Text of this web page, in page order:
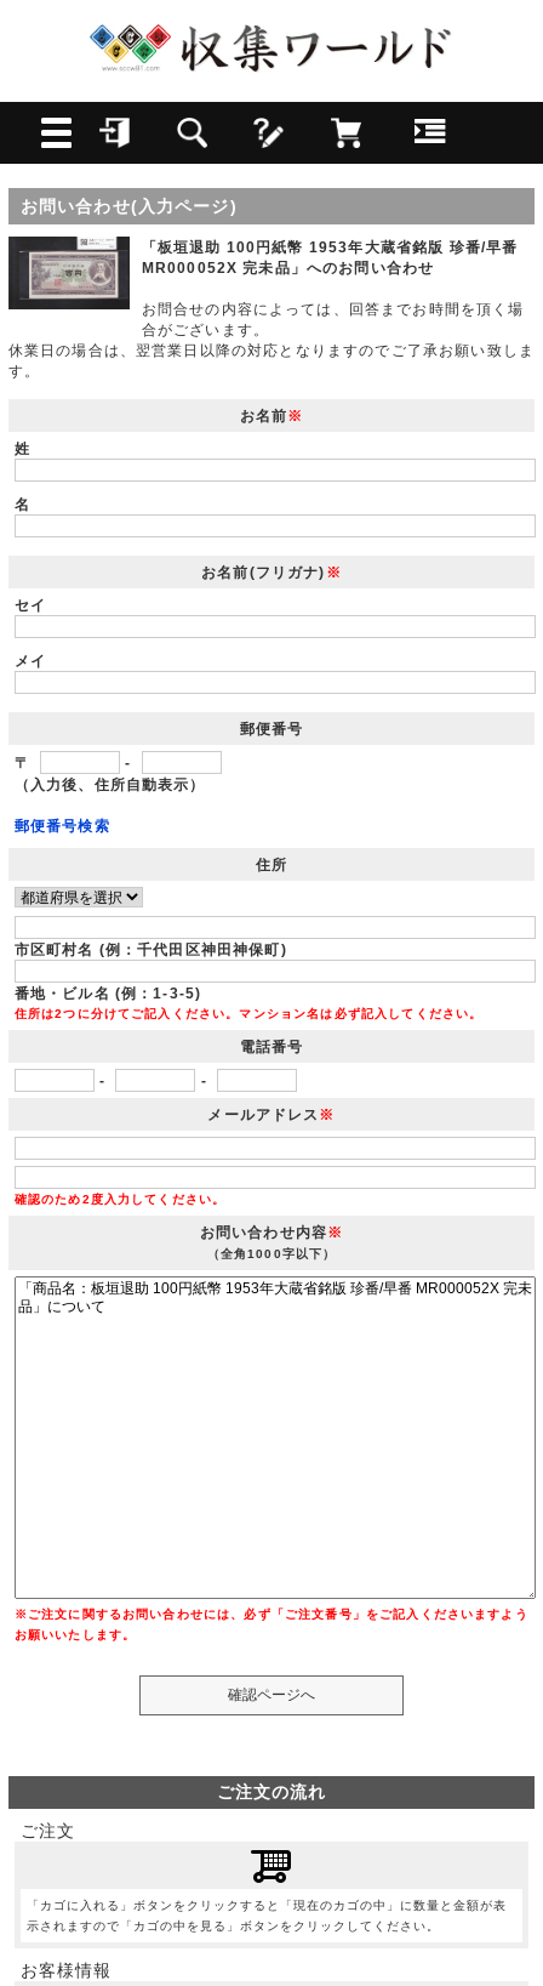
お問い合わせ(入力ページ)
「板垣退助 100円紙幣 1953年大蔵省銘版 珍番/早番
MR000052X 完未品」へのお問い合わせ
お問合せの内容によっては、回答までお時間を頂く場
合がございます。
休業日の場合は、翌営業日以降の対応となりますのでご了承お願い致しま
す。
お名前※
姓
名
お名前(フリガナ) ※
セイ
メイ
郵便番号
〒
-
（入力後、住所自動表示）
郵便番号検索
住所
市区町村名 (例：千代田区神田神保町)
番地・ビル名 (例：1-3-5)
住所は2つに分けてご記入ください。マンション名は必ず記入してください。
電話番号
- -
メールアドレス ※
確認のため2度入力してください。
お問い合わせ内容※
（全角1000字以下）
※ご注文に関するお問い合わせには、必ず「ご注文番号」をご記入くださいますよう
お願いいたします。
ご注文の流れ
ご注文
「カゴに入れる」ボタンをクリックすると「現在のカゴの中」に数量と金額が表
示されますので「カゴの中を見る」ボタンをクリックしてください。
お客様情報